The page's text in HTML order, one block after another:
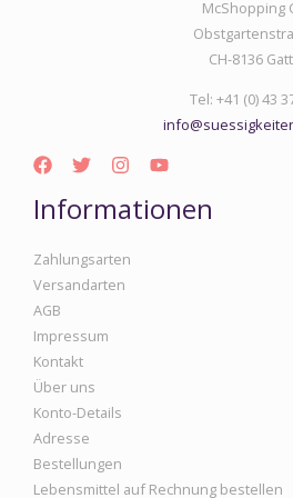
McShopping
CH-8136
Tel: +41 (0) 43
Informationen
Zahlungsarten
Versandarten
AGB
Impressum
Kontakt
Über uns
Konto-Details
Adresse
Bestellungen
Lebensmittel auf Rechnung bestellen